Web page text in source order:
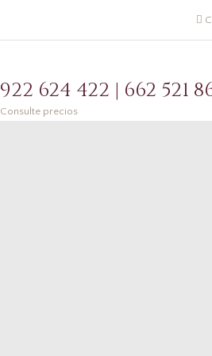
922 624 422 | 662 521
Consulte precios